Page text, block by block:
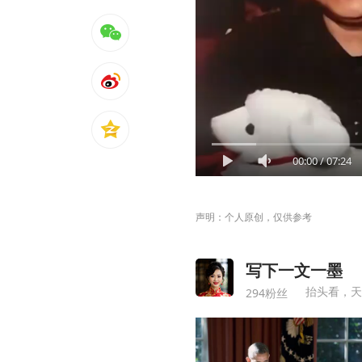
00:00/07:24
声明：个人原创，仅供参考
写下一文一墨
294粉丝 抬头看，